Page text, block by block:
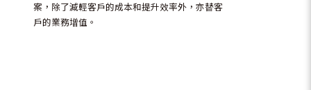
案，除了減輕客戶的成本和提升效率外，亦替客
戶的業務增值。